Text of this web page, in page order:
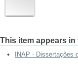
This item appears
INAP - Dissertações